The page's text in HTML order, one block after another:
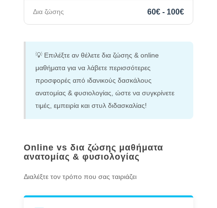
60€ - 100€
💡 Επιλέξτε αν θέλετε δια ζώσης & online
μαθήματα για να λάβετε περισσότερες
προσφορές από ιδανικούς δασκάλους
ανατομίας & φυσιολογίας, ώστε να συγκρίνετε
τιμές, εμπειρία και στυλ διδασκαλίας!
Online vs δια ζώσης μαθήματα
ανατομίας & φυσιολογίας
Διαλέξτε τον τρόπο που σας ταιριάζει